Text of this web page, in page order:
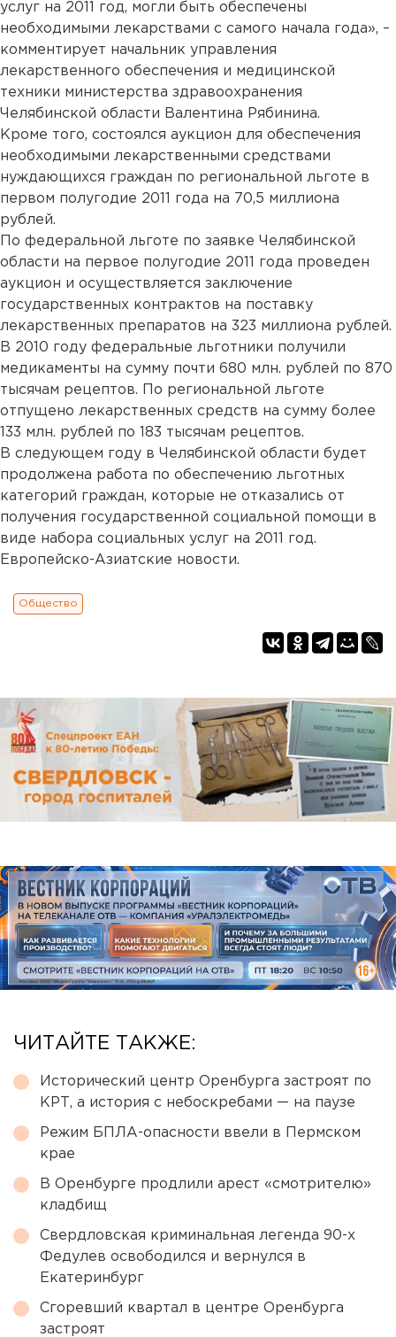
услуг на 2011 год, могли быть обеспечены
необходимыми лекарствами с самого начала года», –
комментирует начальник управления
лекарственного обеспечения и медицинской
техники министерства здравоохранения
Челябинской области Валентина Рябинина.
Кроме того, состоялся аукцион для обеспечения
необходимыми лекарственными средствами
нуждающихся граждан по региональной льготе в
первом полугодие 2011 года на 70,5 миллиона
рублей.
По федеральной льготе по заявке Челябинской
области на первое полугодие 2011 года проведен
аукцион и осуществляется заключение
государственных контрактов на поставку
лекарственных препаратов на 323 миллиона рублей.
В 2010 году федеральные льготники получили
медикаменты на сумму почти 680 млн. рублей по 870
тысячам рецептов. По региональной льготе
отпущено лекарственных средств на сумму более
133 млн. рублей по 183 тысячам рецептов.
В следующем году в Челябинской области будет
продолжена работа по обеспечению льготных
категорий граждан, которые не отказались от
получения государственной социальной помощи в
виде набора социальных услуг на 2011 год.
Европейско-Азиатские новости.
Общество
ЧИТАЙТЕ ТАКЖЕ:
Исторический центр Оренбурга застроят по
КРТ, а история с небоскребами — на паузе
Режим БПЛА-опасности ввели в Пермском
крае
В Оренбурге продлили арест «смотрителю»
кладбищ
Свердловская криминальная легенда 90-х
Федулев освободился и вернулся в
Екатеринбург
Сгоревший квартал в центре Оренбурга
застроят